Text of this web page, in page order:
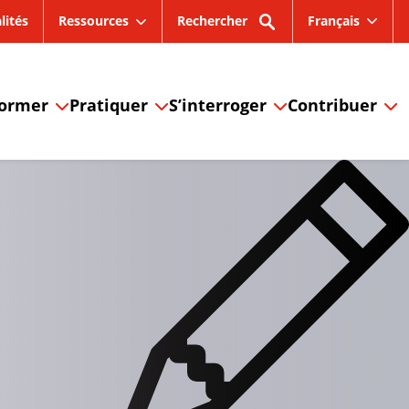
Ressources Rechercher Français
Pratiquer S’interroger Contribuer